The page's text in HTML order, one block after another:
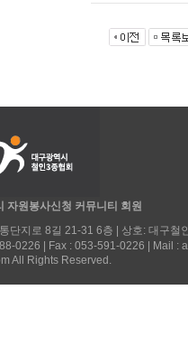
자원봉사신청 커뮤니티 회원
단지로 8길 21-31 6층 | 상호: 대구
0226 | Fax : 053-591-0226 | Mail :
All Rights Reserved.